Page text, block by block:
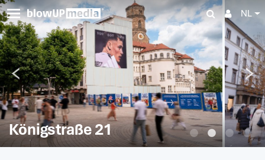
NL
Königstraße 21